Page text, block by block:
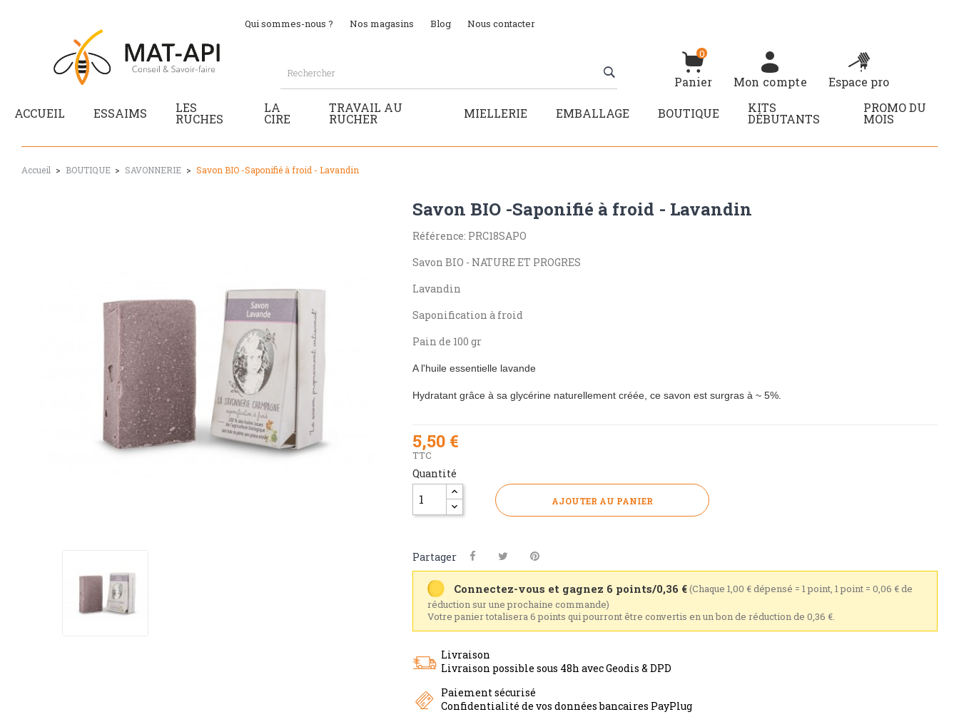
Qui sommes-nous ? Nos magasins Blog Nous contacter
0
Panier Mon compte Espace pro
ACCUEIL ESSAIMS LES
RUCHES
LA
CIRE
TRAVAIL AU
RUCHER MIELLERIE EMBALLAGE BOUTIQUE KITS
DÉBUTANTS
PROMO DU
MOIS
Accueil BOUTIQUE SAVONNERIE Savon BIO -Saponifié à froid - Lavandin
Savon BIO -Saponifié à froid - Lavandin
Référence: PRC18SAPO
Savon BIO - NATURE ET PROGRES
Lavandin
Saponification à froid
Pain de 100 gr
A l'huile essentielle lavande
Hydratant grâce à sa glycérine naturellement créée, ce savon est surgras à ~ 5%.
5,50 €
TTC
Quantité
AJOUTER AU PANIER
Partager
Connectez-vous et gagnez 6 points/0,36 €(Chaque 1,00 € dépensé = 1 point, 1 point = 0,06 € de
réduction sur une prochaine commande)
Votre panier totalisera 6 points qui pourront être convertis en un bon de réduction de 0,36 €.
Livraison
Livraison possible sous 48h avec Geodis & DPD
Paiement sécurisé
Confidentialité de vos données bancaires PayPlug